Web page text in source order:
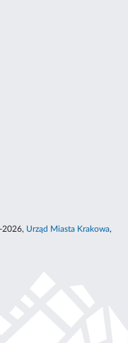
2026, Urząd Miasta Krakowa,